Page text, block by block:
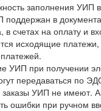
заполнения
в
в счетах на оплату
исходящие платежи,
УИП при получении
передаваться по
УИП не имеют.
ошибки при ручном